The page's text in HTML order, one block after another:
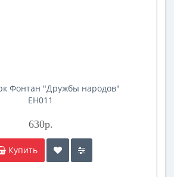
Фонтан "Дружбы народов"
EH011
630р.
Купить